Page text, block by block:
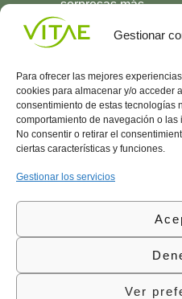
Gestionar
Para ofrecer las mejores
cookies para almacenar y/o acceder
consentimiento de estas tecnologías
comportamiento de navegación o
No consentir o retirar el
ciertas características y funciones.
Gestionar los servicios
Ver
sorpresas más
UNIRME
Conocenos
Vitae
l
Área
©Vitae Health Innovation